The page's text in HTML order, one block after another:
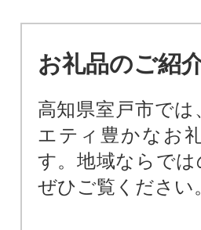
お礼品のご紹
高知県室戸市で
エティ豊かなお
す。地域ならで
ぜひご覧ください